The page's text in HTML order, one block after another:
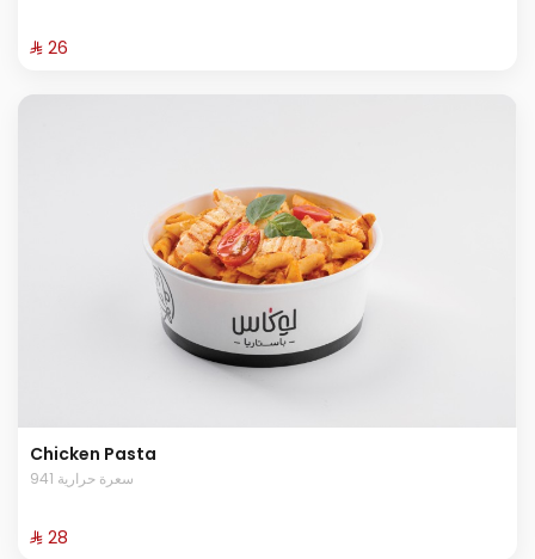
⁨⁦‪‬ 26⁩
Chicken Pasta
941 سعرة حرارية
⁨⁦‪‬ 28⁩